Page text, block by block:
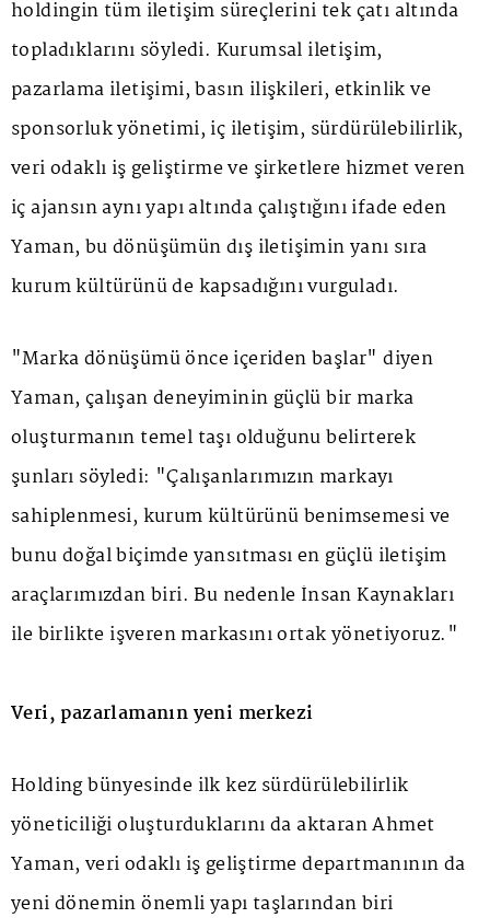
holdingin tüm iletişim süreçlerini tek çatı altında
topladıklarını söyledi. Kurumsal iletişim,
pazarlama iletişimi, basın ilişkileri, etkinlik ve
sponsorluk yönetimi, iç iletişim, sürdürülebilirlik,
veri odaklı iş geliştirme ve şirketlere hizmet veren
iç ajansın aynı yapı altında çalıştığını ifade eden
Yaman, bu dönüşümün dış iletişimin yanı sıra
kurum kültürünü de kapsadığını vurguladı.
"Marka dönüşümü önce içeriden başlar" diyen
Yaman, çalışan deneyiminin güçlü bir marka
oluşturmanın temel taşı olduğunu belirterek
şunları söyledi: "Çalışanlarımızın markayı
sahiplenmesi, kurum kültürünü benimsemesi ve
bunu doğal biçimde yansıtması en güçlü iletişim
araçlarımızdan biri. Bu nedenle İnsan Kaynakları
ile birlikte işveren markasını ortak yönetiyoruz."
Veri, pazarlamanın yeni merkezi
Holding bünyesinde ilk kez sürdürülebilirlik
yöneticiliği oluşturduklarını da aktaran Ahmet
Yaman, veri odaklı iş geliştirme departmanının da
yeni dönemin önemli yapı taşlarından biri